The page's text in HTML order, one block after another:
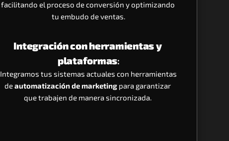
facilitando el proceso de conversión y optimizando
tu embudo de ventas.
Integración con herramientas y
plataformas:
Integramos tus sistemas actuales con herramientas
de automatización de marketing para garantizar
que trabajen de manera sincronizada.